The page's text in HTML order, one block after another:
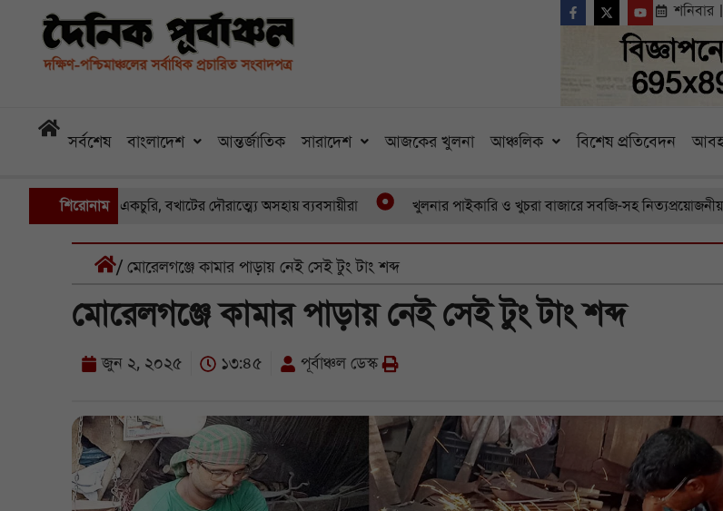
শনিবার
সর্বশেষ বাংলাদেশ আন্তর্জাতিক সারাদেশ আজকের খুলনা আঞ্চলিক বিশেষ প্রতিবেদন
শিরোনাম
একের পর একচুরি, বখাটের দৌরাত্ম্যে অসহায় ব্যবসায়ীরা খুলনার পাইকারি ও খুচরা বাজারে সবজি-সহ নিত্যপ্রয়োজনীয়
/ মোরেলগঞ্জে কামার পাড়ায় নেই সেই টুং টাং শব্দ
মোরেলগঞ্জে কামার পাড়ায় নেই সেই টুং টাং শব্দ
জুন ২, ২০২৫ ১৩:৪৫ পূর্বাঞ্চল ডেস্ক